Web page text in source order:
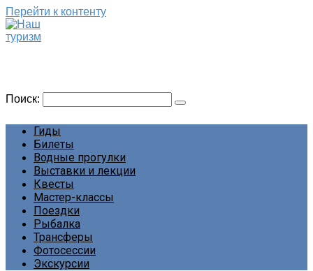
Перейти к контенту
Поиск:
Гиды
Билеты
Водные прогулки
Выставки и лекции
Квесты
Мастер-классы
Поездки
Рыбалка
Трансферы
Фотосессии
Экскурсии